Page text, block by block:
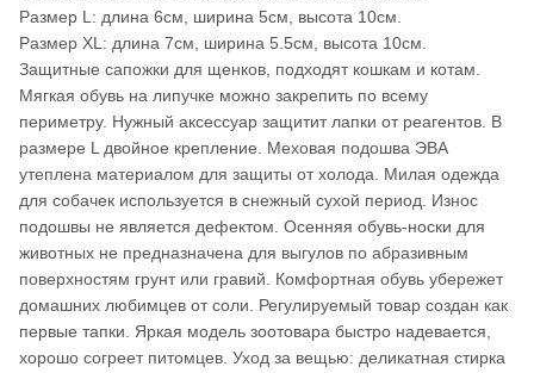
Размер L: длина 6см, ширина 5см, высота 10см.
Размер XL: длина 7см, ширина 5.5см, высота 10см.
Защитные сапожки для щенков, подходят кошкам и котам.
Мягкая обувь на липучке можно закрепить по всему
периметру. Нужный аксессуар защитит лапки от реагентов. В
размере L двойное крепление. Меховая подошва ЭВА
утеплена материалом для защиты от холода. Милая одежда
для собачек используется в снежный сухой период. Износ
подошвы не является дефектом. Осенняя обувь-носки для
животных не предназначена для выгулов по абразивным
поверхностям грунт или гравий. Комфортная обувь убережет
домашних любимцев от соли. Регулируемый товар создан как
первые тапки. Яркая модель зоотовара быстро надевается,
хорошо согреет питомцев. Уход за вещью: деликатная стирка